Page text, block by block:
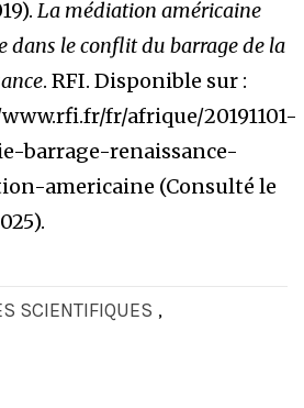
La médiation américaine
dans le conflit du barrage de la
. RFI. Disponible sur :
fr/afrique/20191101-
barrage-renaissance-
americaine (Consulté le
SCIENTIFIQUES ,